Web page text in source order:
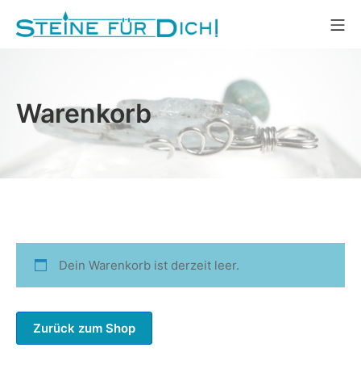
Inhalt
Warenkorb
Dein Warenkorb ist derzeit leer.
Zurück zum Shop